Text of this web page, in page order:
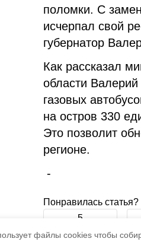
файлы cookies чтобы
поломки. С
исчерпал свой
губернатор
Как рассказал
области
газовых
на остров 330
Это позволит
регионе.
-
Понравилась статья?
5